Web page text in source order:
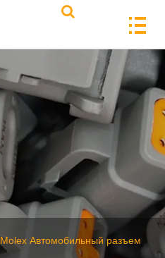
Molex Автомобильный разъем